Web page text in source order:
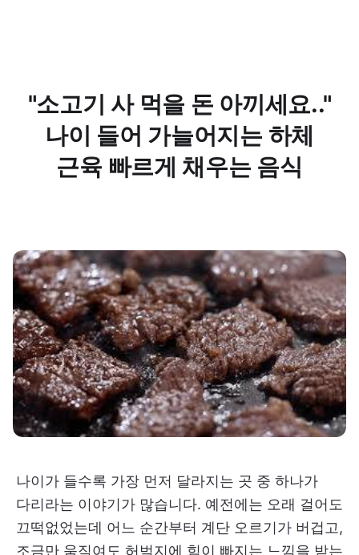
"소고기 사 먹을 돈 아끼세요.."
나이 들어 가늘어지는 하체
근육 빠르게 채우는 음식
나이가 들수록 가장 먼저 달라지는 곳 중 하나가
다리라는 이야기가 많습니다. 예전에는 오래 걸어도
끄떡없었는데 어느 순간부터 계단 오르기가 버겁고,
조금만 움직여도 허벅지에 힘이 빠지는 느낌을 받는